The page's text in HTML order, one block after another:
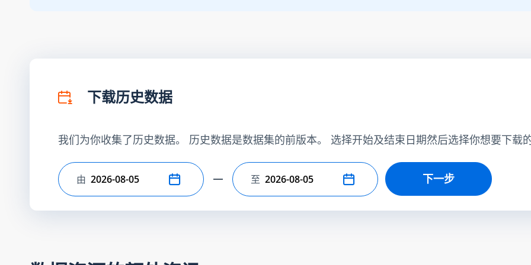
下载历史数据
我们为你收集了历史数据。 历史数据是数据集的前版本。 选择开始及结束日期然后选择你想要下载
选择开始日期
由 选择结束日期
至 下一步